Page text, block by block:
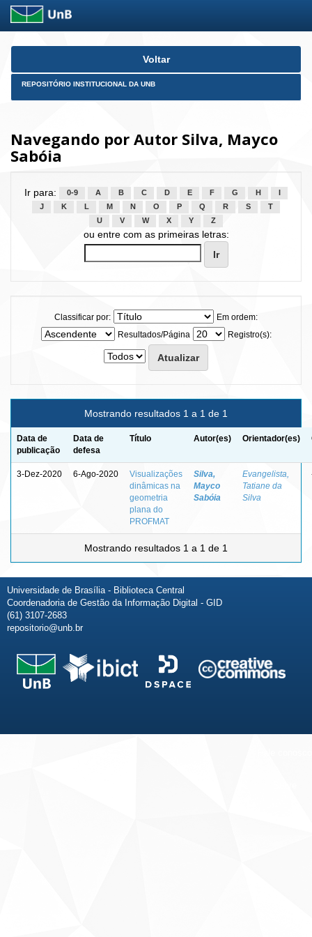
Skip
Voltar
REPOSITÓRIO INSTITUCIONAL DA UNB
Navegando por Autor Silva, Mayco
Sabóia
Ir para: 0-9 A B C D E F G H
J
K L M N O P Q R S
T
U
V W X Y Z
ou entre com as primeiras letras:
Classificar por:
Em ordem:
Resultados/Página
Registro(s):
Mostrando resultados 1 a 1 de 1
Data de
publicação
Data de
defesa
Título Autor(es) Orientador(es)
3-Dez-2020 6-Ago-2020
Visualizações
dinâmicas na
geometria
plana do
PROFMAT
Silva,
Mayco
Sabóia
Evangelista,
Tatiane da
Silva
Mostrando resultados 1 a 1 de 1
Universidade de Brasília - Biblioteca Central
Coordenadoria de Gestão da Informação Digital - GID
(61) 3107-2683
repositorio@unb.br